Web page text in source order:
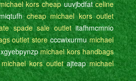
kors cheapuuvjbdfatceline
cheap michael kors outlet
spade sale outletitafhmcmnio
outlet storecccwixurmumichael
michael kors handbags
kors outletajteapmichael